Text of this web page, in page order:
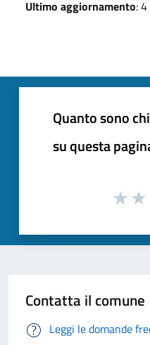
Ultimo aggiornamento:
Quanto sono
su questa
Contatta il comune
Leggi le domande